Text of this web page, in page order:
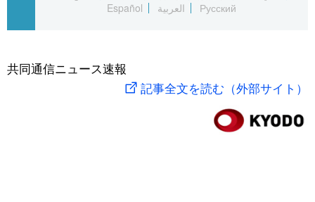
社会
旅と暮らし
科学・技術
暮らし
Español
العربية Русский
共同通信ニュース速報
記事全文を読む（外部サイト）